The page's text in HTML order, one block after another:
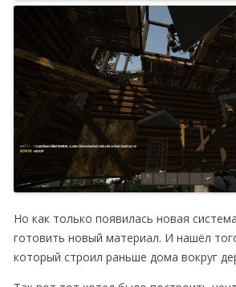
Но как только появилась новая
готовить новый материал. И нашёл
который строил раньше дома вокруг